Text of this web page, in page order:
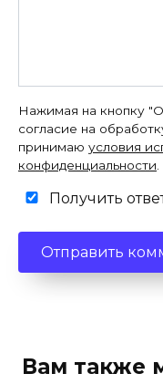
Нажимая на кнопку
согласие на
принимаю условия
конфиденциальности.
Получить
Вам также